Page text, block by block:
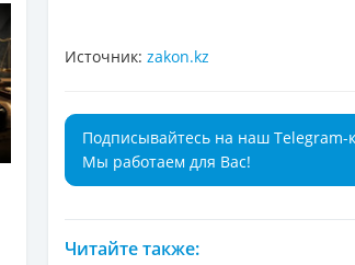
Источник: zakon.kz
Подписывайтесь на наш Telegram-
Мы работаем для Вас!
Читайте также: